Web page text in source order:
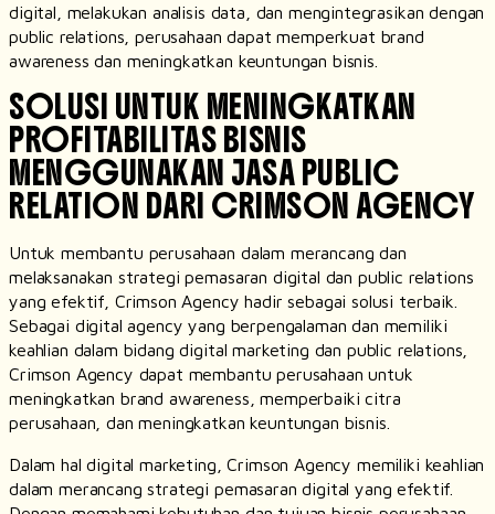
digital, melakukan analisis data, dan mengintegrasikan dengan
public relations, perusahaan dapat memperkuat brand
awareness dan meningkatkan keuntungan bisnis.
SOLUSI UNTUK MENINGKATKAN
PROFITABILITAS BISNIS
MENGGUNAKAN JASA PUBLIC
RELATION DARI CRIMSON AGENCY
Untuk membantu perusahaan dalam merancang dan
melaksanakan strategi pemasaran digital dan public relations
yang efektif, Crimson Agency hadir sebagai solusi terbaik.
Sebagai digital agency yang berpengalaman dan memiliki
keahlian dalam bidang digital marketing dan public relations,
Crimson Agency dapat membantu perusahaan untuk
meningkatkan brand awareness, memperbaiki citra
perusahaan, dan meningkatkan keuntungan bisnis.
Dalam hal digital marketing, Crimson Agency memiliki keahlian
dalam merancang strategi pemasaran digital yang efektif.